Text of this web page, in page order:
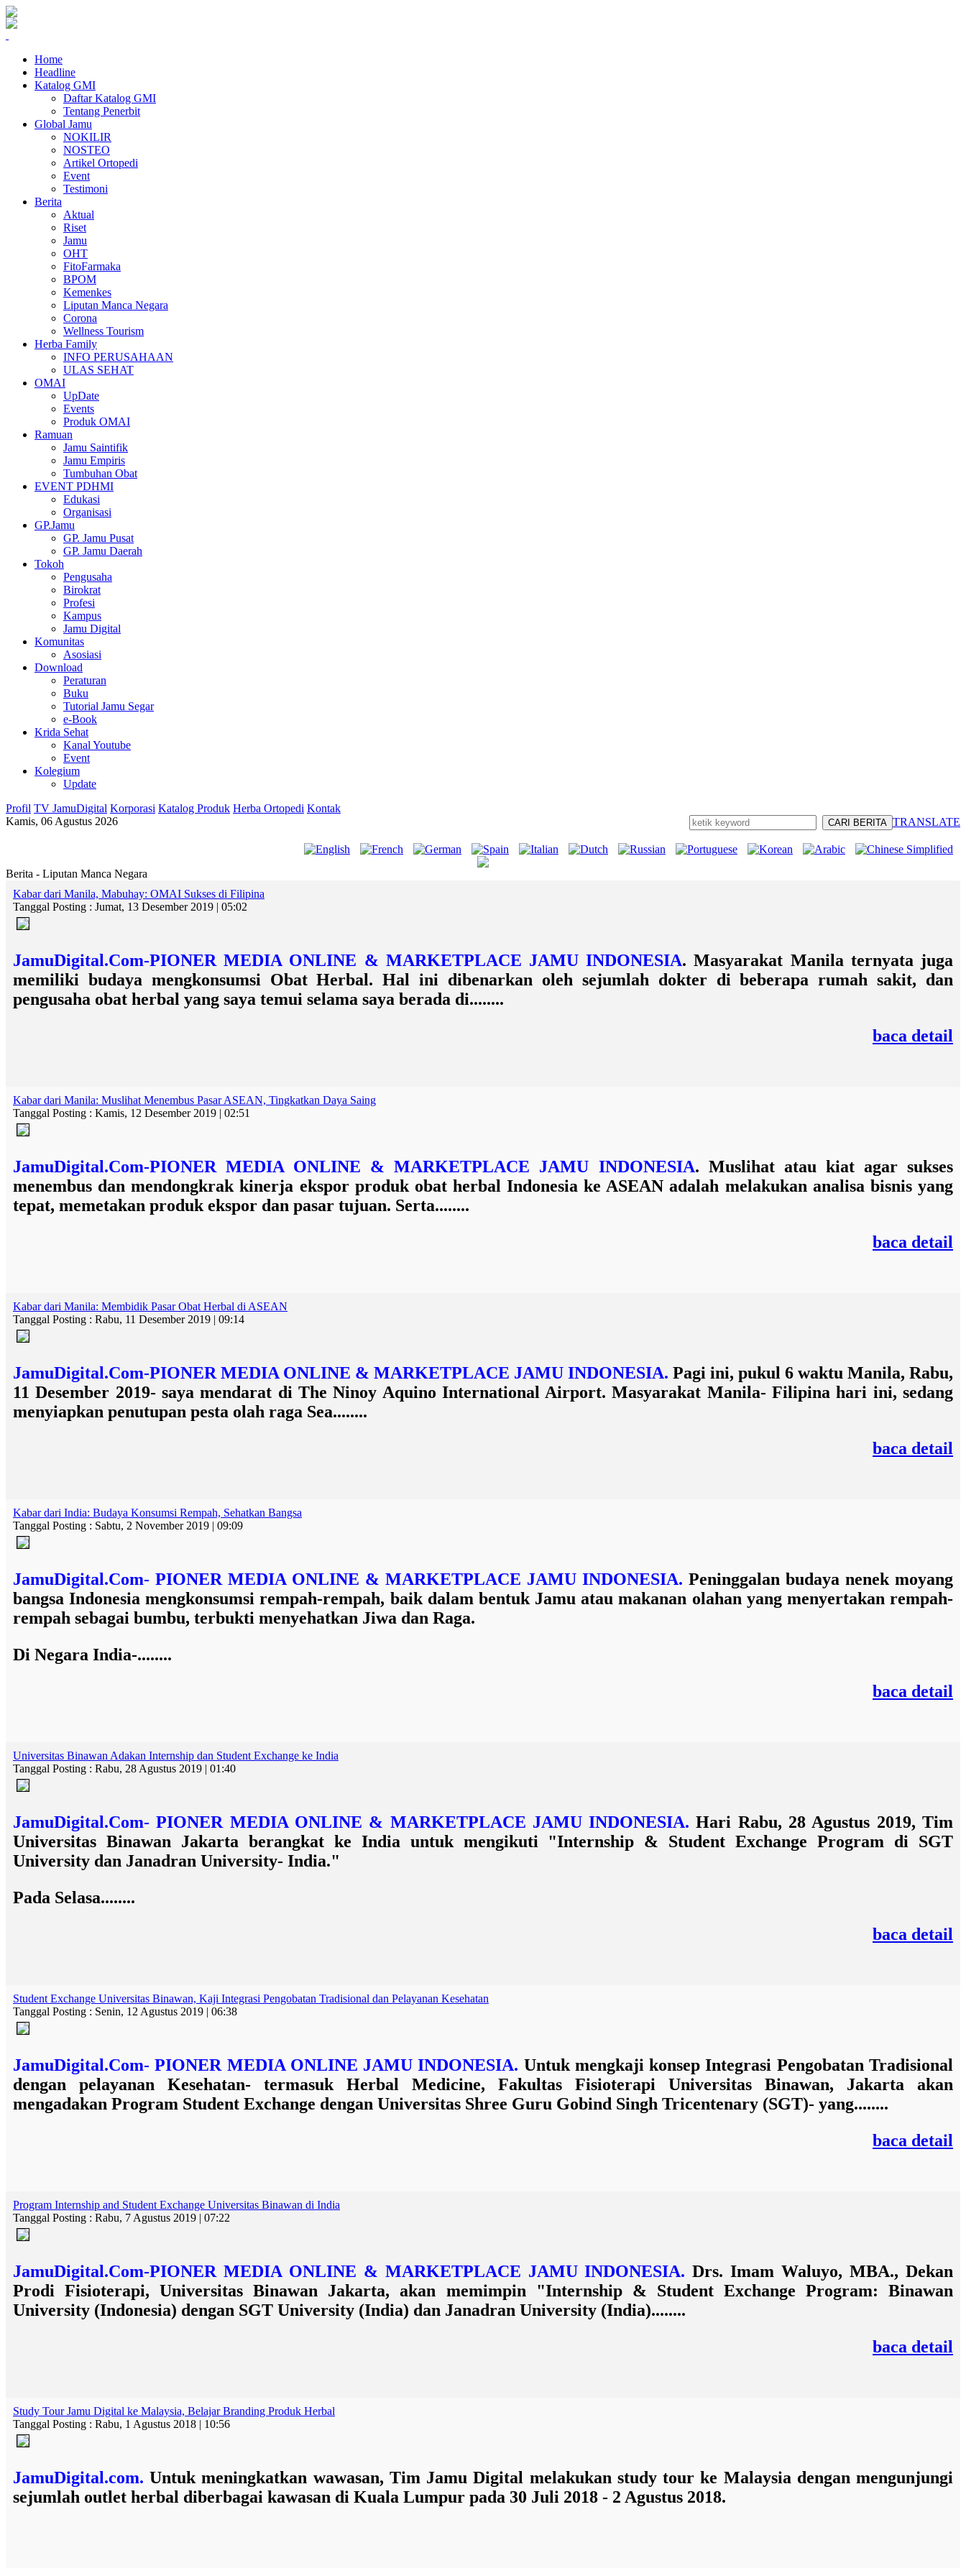
Home
Headline
Katalog GMI
Daftar Katalog GMI
Tentang Penerbit
Global Jamu
NOKILIR
NOSTEO
Artikel Ortopedi
Event
Testimoni
Berita
Aktual
Riset
Jamu
OHT
FitoFarmaka
BPOM
Kemenkes
Liputan Manca Negara
Corona
Wellness Tourism
Herba Family
INFO PERUSAHAAN
ULAS SEHAT
OMAI
UpDate
Events
Produk OMAI
Ramuan
Jamu Saintifik
Jamu Empiris
Tumbuhan Obat
EVENT PDHMI
Edukasi
Organisasi
GP.Jamu
GP. Jamu Pusat
GP. Jamu Daerah
Tokoh
Pengusaha
Birokrat
Profesi
Kampus
Jamu Digital
Komunitas
Asosiasi
Download
Peraturan
Buku
Tutorial Jamu Segar
e-Book
Krida Sehat
Kanal Youtube
Event
Kolegium
Update
Profil TV JamuDigital Korporasi Katalog Produk Herba Ortopedi Kontak
TRANSLATE
Kamis, 06 Agustus 2026
Berita - Liputan Manca Negara
Kabar dari Manila, Mabuhay: OMAI Sukses di Filipina
Tanggal Posting : Jumat, 13 Desember 2019 | 05:02
JamuDigital.Com-PIONER MEDIA ONLINE & MARKETPLACE JAMU INDONESIA. Masyarakat Manila ternyata juga
memiliki budaya mengkonsumsi Obat Herbal. Hal ini dibenarkan oleh sejumlah dokter di beberapa rumah sakit, dan
pengusaha obat herbal yang saya temui selama saya berada di........
baca detail
Kabar dari Manila: Muslihat Menembus Pasar ASEAN, Tingkatkan Daya Saing
Tanggal Posting : Kamis, 12 Desember 2019 | 02:51
JamuDigital.Com-PIONER MEDIA ONLINE & MARKETPLACE JAMU INDONESIA. Muslihat atau kiat agar sukses
menembus dan mendongkrak kinerja ekspor produk obat herbal Indonesia ke ASEAN adalah melakukan analisa bisnis yang
tepat, memetakan produk ekspor dan pasar tujuan. Serta........
baca detail
Kabar dari Manila: Membidik Pasar Obat Herbal di ASEAN
Tanggal Posting : Rabu, 11 Desember 2019 | 09:14
JamuDigital.Com-PIONER MEDIA ONLINE & MARKETPLACE JAMU INDONESIA. Pagi ini, pukul 6 waktu Manila, Rabu,
11 Desember 2019- saya mendarat di The Ninoy Aquino International Airport. Masyarakat Manila- Filipina hari ini, sedang
menyiapkan penutupan pesta olah raga Sea........
baca detail
Kabar dari India: Budaya Konsumsi Rempah, Sehatkan Bangsa
Tanggal Posting : Sabtu, 2 November 2019 | 09:09
JamuDigital.Com- PIONER MEDIA ONLINE & MARKETPLACE JAMU INDONESIA. Peninggalan budaya nenek moyang
bangsa Indonesia mengkonsumsi rempah-rempah, baik dalam bentuk Jamu atau makanan olahan yang menyertakan rempah-
rempah sebagai bumbu, terbukti menyehatkan Jiwa dan Raga.
Di Negara India-........
baca detail
Universitas Binawan Adakan Internship dan Student Exchange ke India
Tanggal Posting : Rabu, 28 Agustus 2019 | 01:40
JamuDigital.Com- PIONER MEDIA ONLINE & MARKETPLACE JAMU INDONESIA. Hari Rabu, 28 Agustus 2019, Tim
Universitas Binawan Jakarta berangkat ke India untuk mengikuti "Internship & Student Exchange Program di SGT
University dan Janadran University- India."
Pada Selasa........
baca detail
Student Exchange Universitas Binawan, Kaji Integrasi Pengobatan Tradisional dan Pelayanan Kesehatan
Tanggal Posting : Senin, 12 Agustus 2019 | 06:38
JamuDigital.Com- PIONER MEDIA ONLINE JAMU INDONESIA. Untuk mengkaji konsep Integrasi Pengobatan Tradisional
dengan pelayanan Kesehatan- termasuk Herbal Medicine, Fakultas Fisioterapi Universitas Binawan, Jakarta akan
mengadakan Program Student Exchange dengan Universitas Shree Guru Gobind Singh Tricentenary (SGT)- yang........
baca detail
Program Internship and Student Exchange Universitas Binawan di India
Tanggal Posting : Rabu, 7 Agustus 2019 | 07:22
JamuDigital.Com-PIONER MEDIA ONLINE & MARKETPLACE JAMU INDONESIA. Drs. Imam Waluyo, MBA., Dekan
Prodi Fisioterapi, Universitas Binawan Jakarta, akan memimpin "Internship & Student Exchange Program: Binawan
University (Indonesia) dengan SGT University (India) dan Janadran University (India)........
baca detail
Study Tour Jamu Digital ke Malaysia, Belajar Branding Produk Herbal
Tanggal Posting : Rabu, 1 Agustus 2018 | 10:56
JamuDigital.com.Untuk meningkatkan wawasan, Tim Jamu Digital melakukan study tour ke Malaysia dengan mengunjungi
sejumlah outlet herbal diberbagai kawasan di Kuala Lumpur pada 30 Juli 2018 - 2 Agustus 2018.